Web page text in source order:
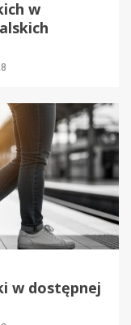
w
w dostępnej